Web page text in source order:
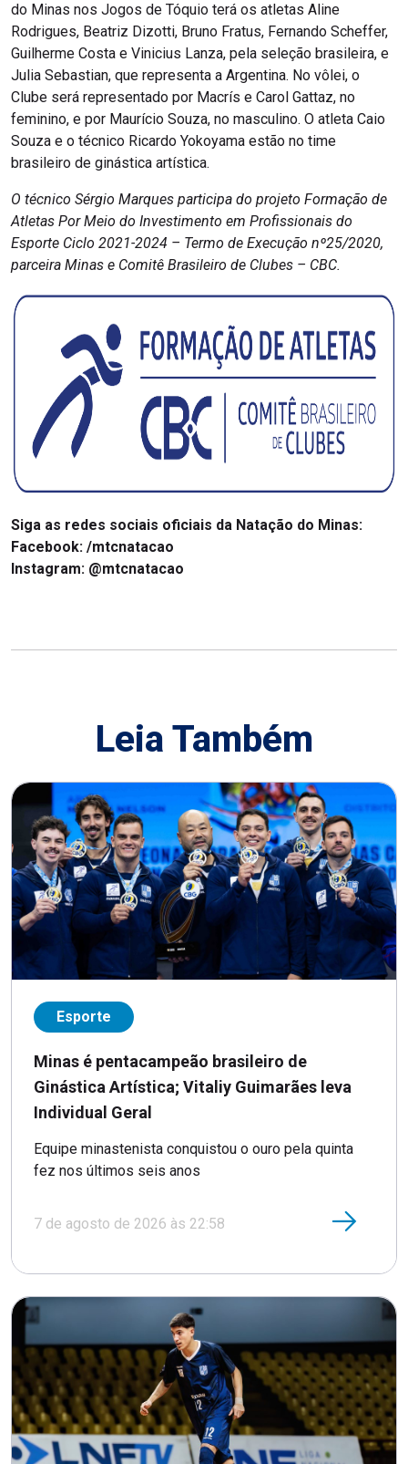
do Minas nos Jogos de Tóquio terá os atletas Aline
Rodrigues, Beatriz Dizotti, Bruno Fratus, Fernando Scheffer,
Guilherme Costa e Vinicius Lanza, pela seleção brasileira, e
Julia Sebastian, que representa a Argentina. No vôlei, o
Clube será representado por Macrís e Carol Gattaz, no
feminino, e por Maurício Souza, no masculino. O atleta Caio
Souza e o técnico Ricardo Yokoyama estão no time
brasileiro de ginástica artística.
O técnico Sérgio Marques participa do projeto Formação de
Atletas Por Meio do Investimento em Profissionais do
Esporte Ciclo 2021-2024 – Termo de Execução nº25/2020,
parceira Minas e Comitê Brasileiro de Clubes – CBC.
Siga as redes sociais oficiais da Natação do Minas:
Facebook: /mtcnatacao
Instagram: @mtcnatacao
Leia Também
Esporte
Minas é pentacampeão brasileiro de
Ginástica Artística; Vitaliy Guimarães leva
Individual Geral
Equipe minastenista conquistou o ouro pela quinta
fez nos últimos seis anos
7 de agosto de 2026 às 22:58